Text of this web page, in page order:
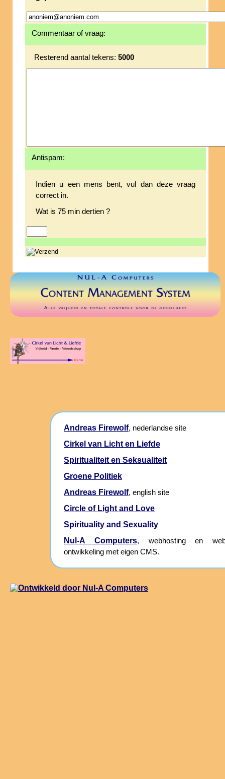
Commentaar of vraag:
Resterend aantal tekens: 5000
Antispam:
Indien u een mens bent, vul dan deze vraag
correct in.
Wat is 75 min dertien ?
Andreas Firewolf, nederlandse site
Cirkel van Licht en Liefde
Spiritualiteit en Seksualiteit
Groene Politiek
Andreas Firewolf, english site
Circle of Light and Love
Spirituality and Sexuality
Nul-A Computers, webhosting en
ontwikkeling met eigen CMS.